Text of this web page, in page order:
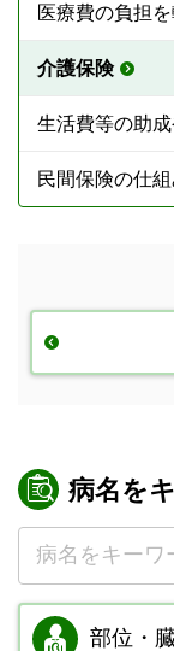
医療費の負担
介護保険
生活費等の助
民間保険の仕
病名を
部位・